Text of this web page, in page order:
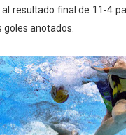
resultado final de 11-4
goles anotados.